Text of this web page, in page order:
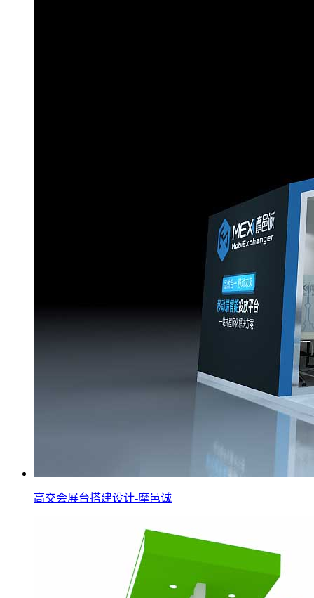
高交会展台搭建设计-摩邑诚